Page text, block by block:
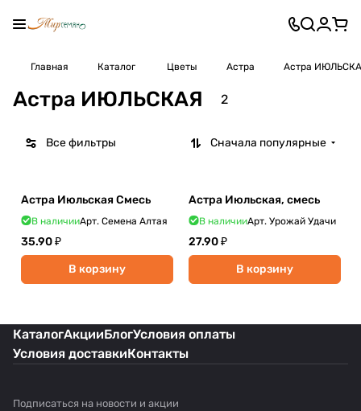
Главная Каталог Цветы Астра Астра
Астра ИЮЛЬСКАЯ 2
Все фильтры Сначала популярные
Астра Июльская Смесь
В наличииАрт. Семена Алтая
35.90 ₽
В корзину
Астра Июльская, смесь
В наличииАрт. Урожай Удачи
27.90 ₽
В корзину
КаталогАкцииБлогУсловия оплаты
Условия доставкиКонтакты
Подписаться на новости и акции